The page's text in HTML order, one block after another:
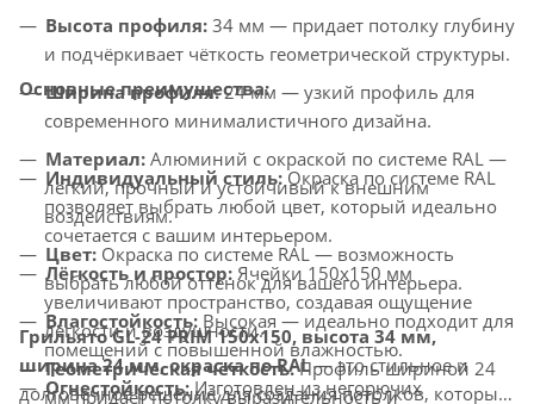
Высота профиля: 34 мм — придает потолку глубину
и подчёркивает чёткость геометрической структуры.
Ширина профиля:24 мм — узкий профиль для
современного минималистичного дизайна.
Материал: Алюминий с окраской по системе RAL —
лёгкий, прочный и устойчивый к внешним
воздействиям.
Цвет: Окраска по системе RAL — возможность
выбрать любой оттенок для вашего интерьера.
Влагостойкость: Высокая — идеально подходит для
помещений с повышенной влажностью.
Огнестойкость:Изготовлен из негорючих
Основные преимущества:
Индивидуальный стиль: Окраска по системе RAL
позволяет выбрать любой цвет, который идеально
сочетается с вашим интерьером.
Лёгкость и простор: Ячейки 150x150 мм
увеличивают пространство, создавая ощущение
лёгкости и воздушности.
Геометрическая чёткость:Профиль шириной 24
мм придаёт потолку выразительность и
Грильято GL-24 PRIM 150x150, высота 34 мм,
ширина 24 мм, окраска по RAL— это стильное и
долговечное решение для создания потолков, которые